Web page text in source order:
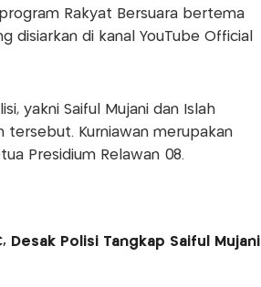
Rakyat Bersuara bertema
disiarkan di kanal YouTube Official
yakni Saiful Mujani dan Islah
tersebut. Kurniawan merupakan
Presidium Relawan 08.
Desak Polisi Tangkap Saiful Mujani